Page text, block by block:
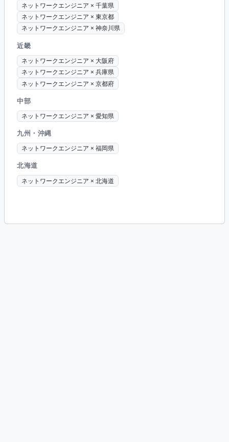
ネットワークエンジニア × 千葉県
ネットワークエンジニア × 東京都
ネットワークエンジニア × 神奈川県
近畿
ネットワークエンジニア × 大阪府
ネットワークエンジニア × 兵庫県
ネットワークエンジニア × 京都府
中部
ネットワークエンジニア × 愛知県
九州・沖縄
ネットワークエンジニア × 福岡県
北海道
ネットワークエンジニア × 北海道